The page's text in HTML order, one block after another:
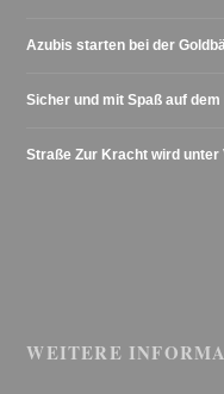
Azubis starten bei der
Sicher und mit Spaß auf
Straße Zur Kracht wird
WEITERE